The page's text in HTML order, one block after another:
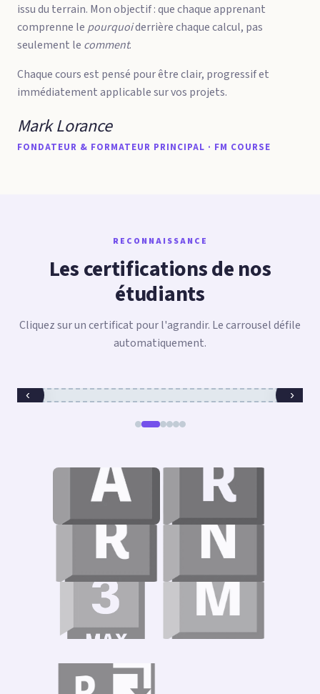
issu du terrain. Mon objectif : que chaque apprenant
comprenne le pourquoiderrière chaque calcul, pas
seulement le comment.
Chaque cours est pensé pour être clair, progressif et
immédiatement applicable sur vos projets.
Mark Lorance
FONDATEUR & FORMATEUR PRINCIPAL · FM COURSE
RECONNAISSANCE
Les certifications de nos
étudiants
Cliquez sur un certificat pour l'agrandir. Le carrousel défile
automatiquement.
‹ ›